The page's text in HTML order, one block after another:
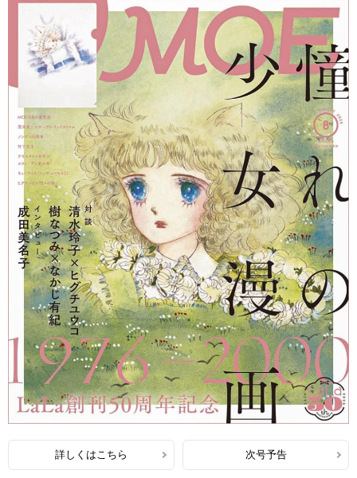
詳しくはこちら 次号予告